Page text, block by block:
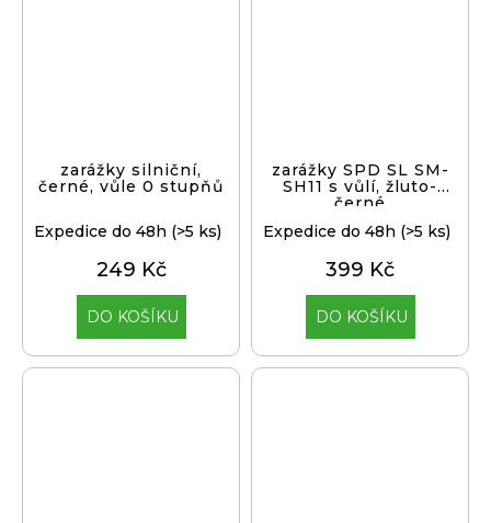
zarážky silniční,
černé, vůle 0 stupňů
Expedice do 48h (>5 ks)
249 Kč
DO KOŠÍKU
zarážky SPD SL SM-
SH11 s vůlí, žluto-
černé
Expedice do 48h (>5 ks)
399 Kč
DO KOŠÍKU